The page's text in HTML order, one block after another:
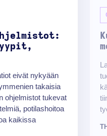
eivät nykyään
takaisia
ohjelmistot tukevat
potilashoitoa
kaikissa